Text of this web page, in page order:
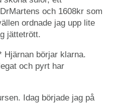
och 1608kr som
ordnade jag upp lite
jättetrött.
Hjärnan börjar klarna.
och pyrt har
Idag började jag på